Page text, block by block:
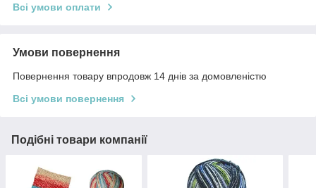
Всі умови оплати
Умови повернення
Повернення товару впродовж 14 днів за домовленістю
Всі умови повернення
Подібні товари компанії